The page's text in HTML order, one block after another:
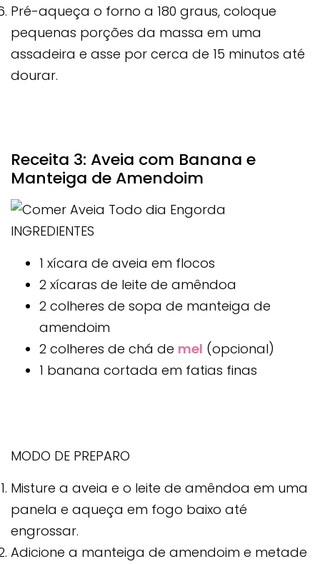
Pré-aqueça o forno a 180 graus, coloque
pequenas porções da massa em uma
assadeira e asse por cerca de 15 minutos até
dourar.
Receita 3: Aveia com Banana e
Manteiga de Amendoim
INGREDIENTES
1 xícara de aveia em flocos
2 xícaras de leite de amêndoa
2 colheres de sopa de manteiga de
amendoim
2 colheres de chá de mel (opcional)
1 banana cortada em fatias finas
MODO DE PREPARO
Misture a aveia e o leite de amêndoa em uma
panela e aqueça em fogo baixo até
engrossar.
Adicione a manteiga de amendoim e metade